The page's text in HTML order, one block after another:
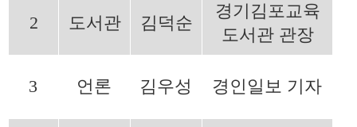
2 도서관 김덕순
경기김포교육
도서관 관장
3 언론 김우성 경인일보 기자